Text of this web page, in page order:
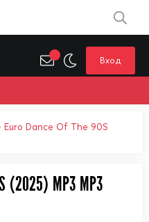
Euro Dance Of The 90S
(2025) MP3 MP3
Вход